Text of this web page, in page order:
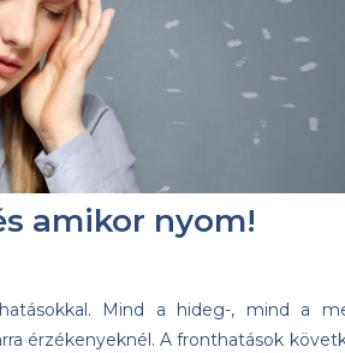
amikor nyom!
Mind a hideg-, mind a
érzékenyeknél. A fronthatások